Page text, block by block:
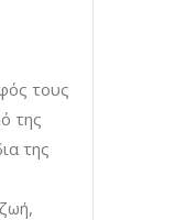
τους
της
της